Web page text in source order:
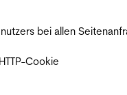
bei allen
Cookie